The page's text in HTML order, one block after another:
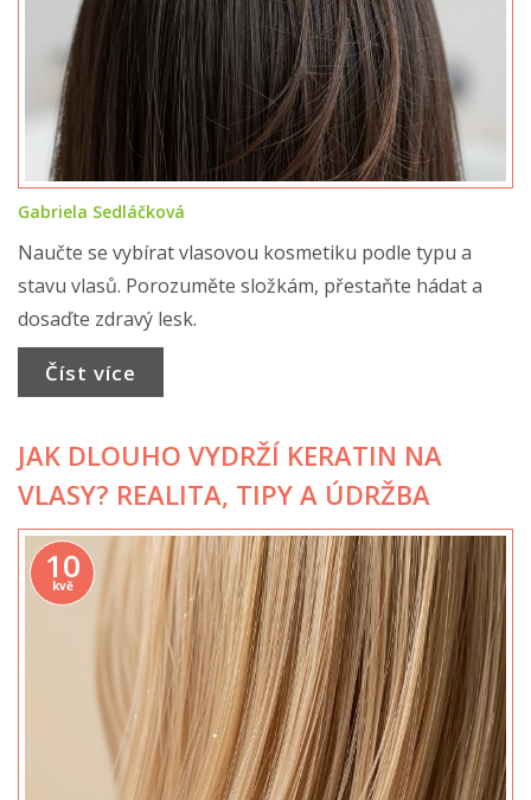
Gabriela Sedláčková
Naučte se vybírat vlasovou kosmetiku podle typu a
stavu vlasů. Porozuměte složkám, přestaňte hádat a
dosaďte zdravý lesk.
Číst více
JAK DLOUHO VYDRŽÍ KERATIN NA
VLASY? REALITA, TIPY A ÚDRŽBA
10
kvě